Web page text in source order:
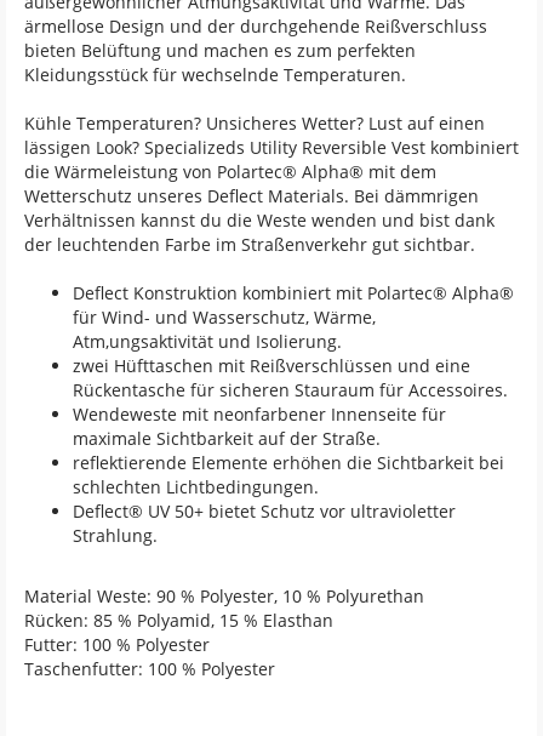
ärmellose Design und der durchgehende Reißverschluss
bieten Belüftung und machen es zum perfekten
Kleidungsstück für wechselnde Temperaturen.
Kühle Temperaturen? Unsicheres Wetter? Lust auf einen
lässigen Look? Specializeds Utility Reversible Vest kombiniert
die Wärmeleistung von Polartec® Alpha® mit dem
Wetterschutz unseres Deflect Materials. Bei dämmrigen
Verhältnissen kannst du die Weste wenden und bist dank
der leuchtenden Farbe im Straßenverkehr gut sichtbar.
Deflect Konstruktion kombiniert mit Polartec® Alpha®
für Wind- und Wasserschutz, Wärme,
Atm,ungsaktivität und Isolierung.
zwei Hüfttaschen mit Reißverschlüssen und eine
Rückentasche für sicheren Stauraum für Accessoires.
Wendeweste mit neonfarbener Innenseite für
maximale Sichtbarkeit auf der Straße.
reflektierende Elemente erhöhen die Sichtbarkeit bei
schlechten Lichtbedingungen.
Deflect® UV 50+ bietet Schutz vor ultravioletter
Strahlung.
Material Weste: 90 % Polyester, 10 % Polyurethan
Rücken: 85 % Polyamid, 15 % Elasthan
Futter: 100 % Polyester
Taschenfutter: 100 % Polyester